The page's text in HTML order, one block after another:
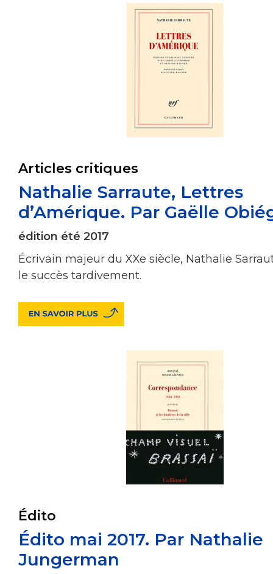
Articles critiques
Nathalie Sarraute, Lettres
d’Amérique. Par Gaëlle
édition été 2017
Écrivain majeur du XXe siècle, Natha lie
le succès tardivement.
Édito
Édito mai 2017. Par Nathalie
Jungerman